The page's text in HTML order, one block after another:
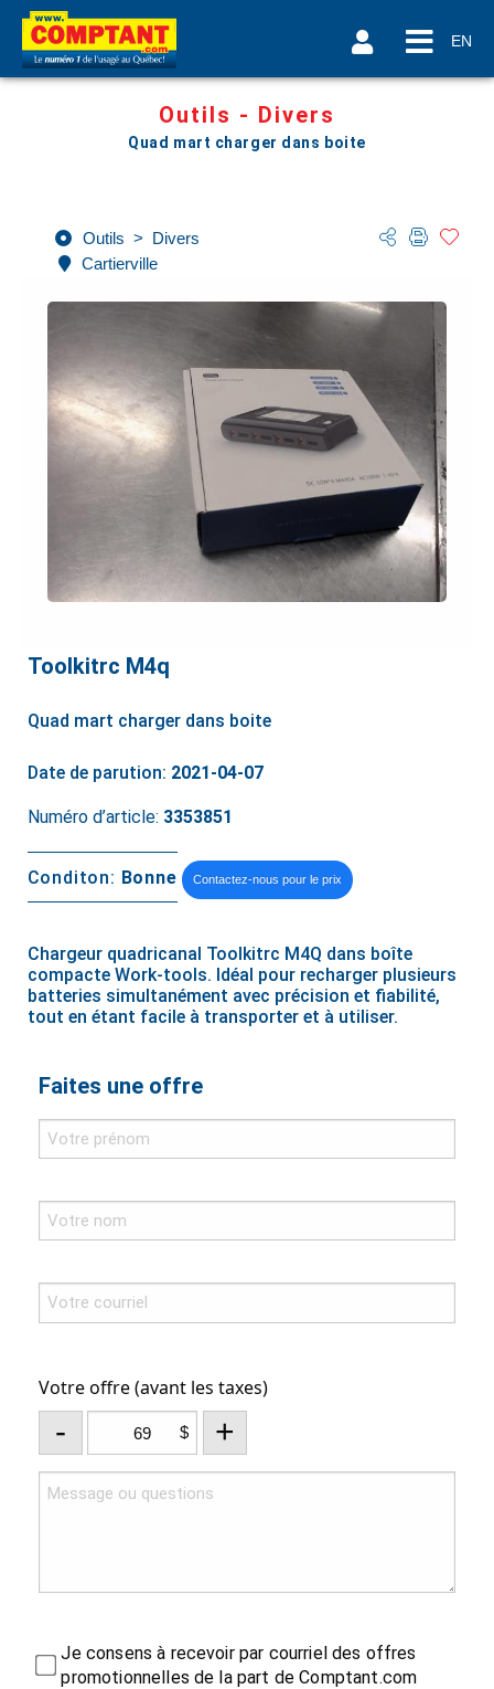
EN
Outils - Divers
Quad mart charger dans boite
Outils > Divers
Cartierville
Toolkitrc M4q
Quad mart charger dans boite
Date de parution: 2021-04-07
Numéro d’article: 3353851
Conditon: Bonne Contactez-nous pour le prix
Chargeur quadricanal Toolkitrc M4Q dans boîte
compacte Work-tools. Idéal pour recharger plusieurs
batteries simultanément avec précision et fiabilité,
tout en étant facile à transporter et à utiliser.
Faites une offre
Votre offre (avant les taxes)
- $ +
Je consens à recevoir par courriel des offres
promotionnelles de la part de Comptant.com